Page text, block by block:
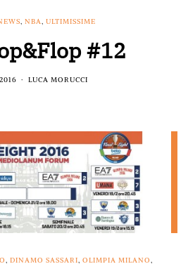
, NBA, ULTIMISSIME
#12
LUCA MORUCCI
, DINAMO SASSARI, OLIMPIA MILANO,